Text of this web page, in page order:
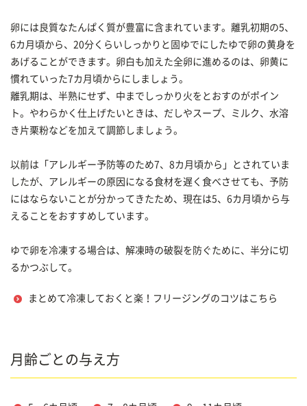
卵には良質なたんぱく質が豊富に含まれています。離乳初期の5、
6カ月頃から、20分くらいしっかりと固ゆでにしたゆで卵の黄身を
あげることができます。卵白も加えた全卵に進めるのは、卵黄に
慣れていった7カ月頃からにしましょう。
離乳期は、半熟にせず、中までしっかり火をとおすのがポイン
ト。やわらかく仕上げたいときは、だしやスープ、ミルク、水溶
き片栗粉などを加えて調節しましょう。
以前は「アレルギー予防等のため7、8カ月頃から」とされていま
したが、アレルギーの原因になる食材を遅く食べさせても、予防
にはならないことが分かってきたため、現在は5、6カ月頃から与
えることをおすすめしています。
ゆで卵を冷凍する場合は、解凍時の破裂を防ぐために、半分に切
るかつぶして。
まとめて冷凍しておくと楽！フリージングのコツはこちら
月齢ごとの与え方